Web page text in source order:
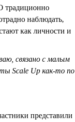
традиционно
наблюдать,
как личности и
связано с малым
Scale Up как-то по
представили